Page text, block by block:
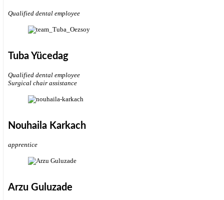
Qualified dental employee
Tuba Yücedag
Qualified dental employee
Surgical chair assistance
Nouhaila Karkach
apprentice
Arzu Guluzade